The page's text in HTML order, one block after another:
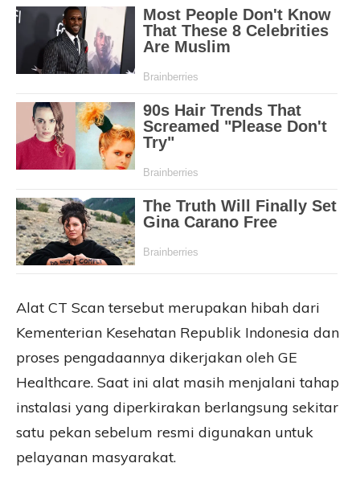
Alat CT Scan tersebut merupakan hibah dari
Kementerian Kesehatan Republik Indonesia dan
proses pengadaannya dikerjakan oleh GE
Healthcare. Saat ini alat masih menjalani tahap
instalasi yang diperkirakan berlangsung sekitar
satu pekan sebelum resmi digunakan untuk
pelayanan masyarakat.